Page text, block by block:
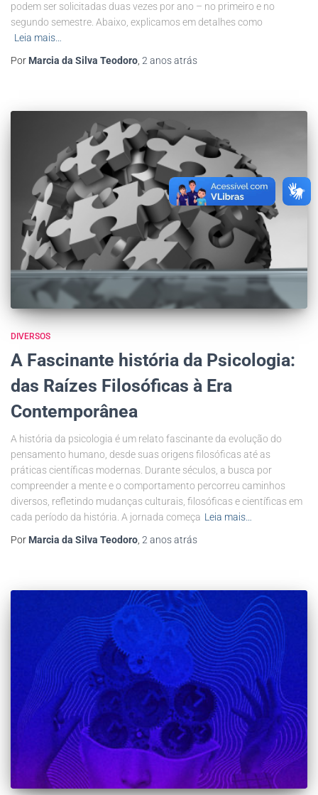
podem ser solicitadas duas vezes por ano – no primeiro e no
segundo semestre. Abaixo, explicamos em detalhes como
Leia mais…
Por Marcia da Silva Teodoro 2 anosatrás
DIVERSOS
A Fascinante história da Psicologia:
das Raízes Filosóficas à Era
Contemporânea
A história da psicologia é um relato fascinante da evolução do
pensamento humano, desde suas origens filosóficas até as
práticas científicas modernas. Durante séculos, a busca por
compreender a mente e o comportamento percorreu caminhos
diversos, refletindo mudanças culturais, filosóficas e científicas em
cada período da história. A jornada começa Leia mais…
Por Marcia da Silva Teodoro, 2 anosatrás